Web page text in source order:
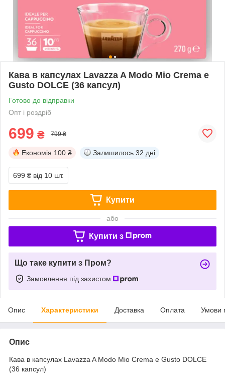
Кава в капсулах Lavazza A Modo Mio Crema e
Gusto DOLCE (36 капсул)
Готово до відправки
Опт і роздріб
699 ₴ 799 ₴
Економія 100 ₴ Залишилось 32 дні
699 ₴ від 10 шт.
Купити
або
Купити з
Що таке купити з Пром?
Замовлення під захистом
Опис Характеристики Доставка Оплата Умови
Опис
Кава в капсулах Lavazza A Modo Mio Crema e Gusto DOLCE
(36 капсул)